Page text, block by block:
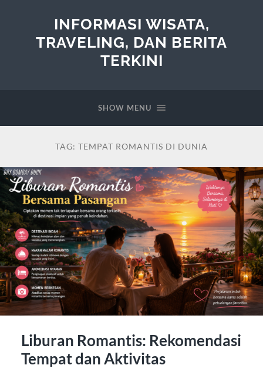
INFORMASI WISATA,
TRAVELING, DAN BERITA
TERKINI
SHOW MENU
TAG: TEMPAT ROMANTIS DI DUNIA
Liburan Romantis: Rekomendasi
Tempat dan Aktivitas